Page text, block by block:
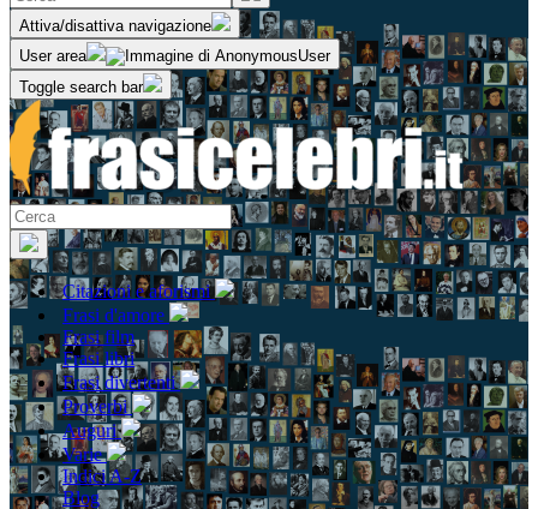
Attiva/disattiva navigazione
User area
Toggle search bar
Citazioni e aforismi
Frasi d'amore
Frasi film
Frasi libri
Frasi divertenti
Proverbi
Auguri
Varie
Indici A-Z
Blog